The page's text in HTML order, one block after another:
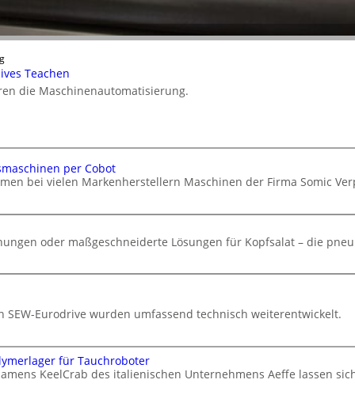
Teachen
die Maschinenautomatisierung.
per Cobot
bei vielen Markenherstellern Maschinen der Firma Somic
oder maßgeschneiderte Lösungen für Kopfsalat – die
SEW-Eurodrive wurden umfassend technisch weiterentwickelt.
für Tauchroboter
KeelCrab des italienischen Unternehmens Aeffe lassen